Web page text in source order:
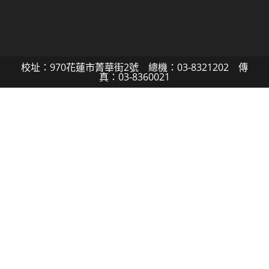
校址：970花蓮市菁華街2號 總機：03-8321202 傳
真：03-8360021